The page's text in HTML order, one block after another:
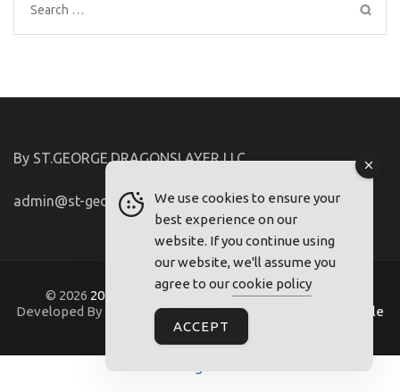
Search
for:
By ST.GEORGE.DRAGONSLAYER LLC
admin@st-george-dragonslayer.com
© 2026 2021-22.FriuliVG.com
. Metro Magazine Pro |
Developed By
Rara Theme. Powered by Regole
We use cookies to ensure your
best experience on our
website. If you continue using
our website, we'll assume you
agree to ourcookie policy
ACCEPT